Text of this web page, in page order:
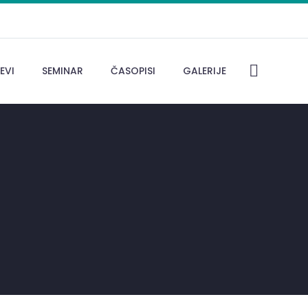
SEMINAR ČASOPISI GALERIJE